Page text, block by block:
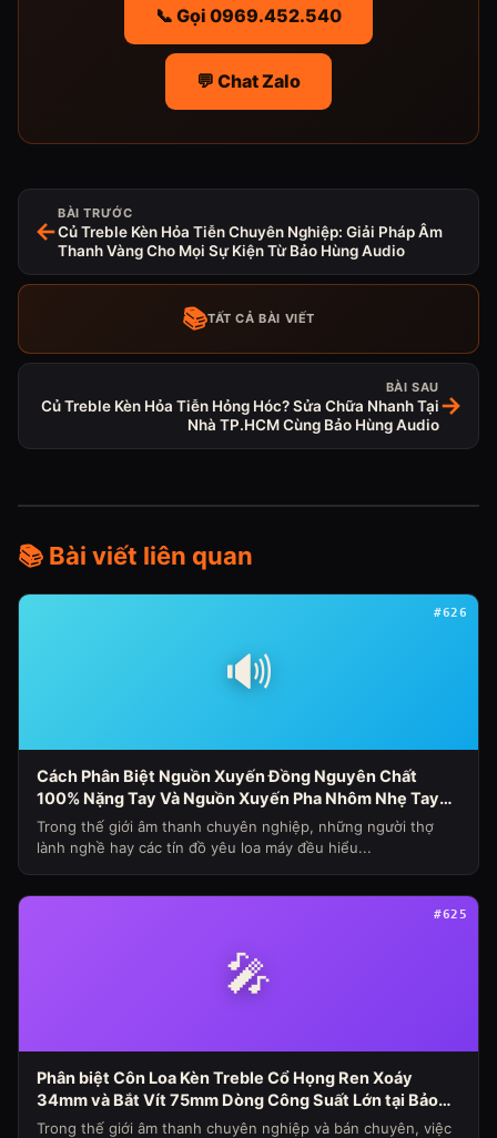
📞 Gọi 0969.452.540
💬 Chat Zalo
←
BÀI TRƯỚC
Củ Treble Kèn Hỏa Tiễn Chuyên Nghiệp: Giải Pháp Âm
Thanh Vàng Cho Mọi Sự Kiện Từ Bảo Hùng Audio
📚TẤT CẢ BÀI VIẾT
BÀI SAU
Củ Treble Kèn Hỏa Tiễn Hỏng Hóc? Sửa Chữa Nhanh Tại
Nhà TP.HCM Cùng Bảo Hùng Audio
→
📚 Bài viết liên quan
🔊
#626
Cách Phân Biệt Nguồn Xuyến Đồng Nguyên Chất
100% Nặng Tay Và Nguồn Xuyến Pha Nhôm Nhẹ Tay
Nhanh Nóng Sụt Áp Cho Loa Máy (Chủ Đề Loa Máy
Ngày 341)
Trong thế giới âm thanh chuyên nghiệp, những người thợ
lành nghề hay các tín đồ yêu loa máy đều hiểu...
🎤
#625
Phân biệt Côn Loa Kèn Treble Cổ Họng Ren Xoáy
34mm và Bắt Vít 75mm Dòng Công Suất Lớn tại Bảo
Hùng Audio (Chủ đề loa máy ngày 339)
Trong thế giới âm thanh chuyên nghiệp và bán chuyên, việc